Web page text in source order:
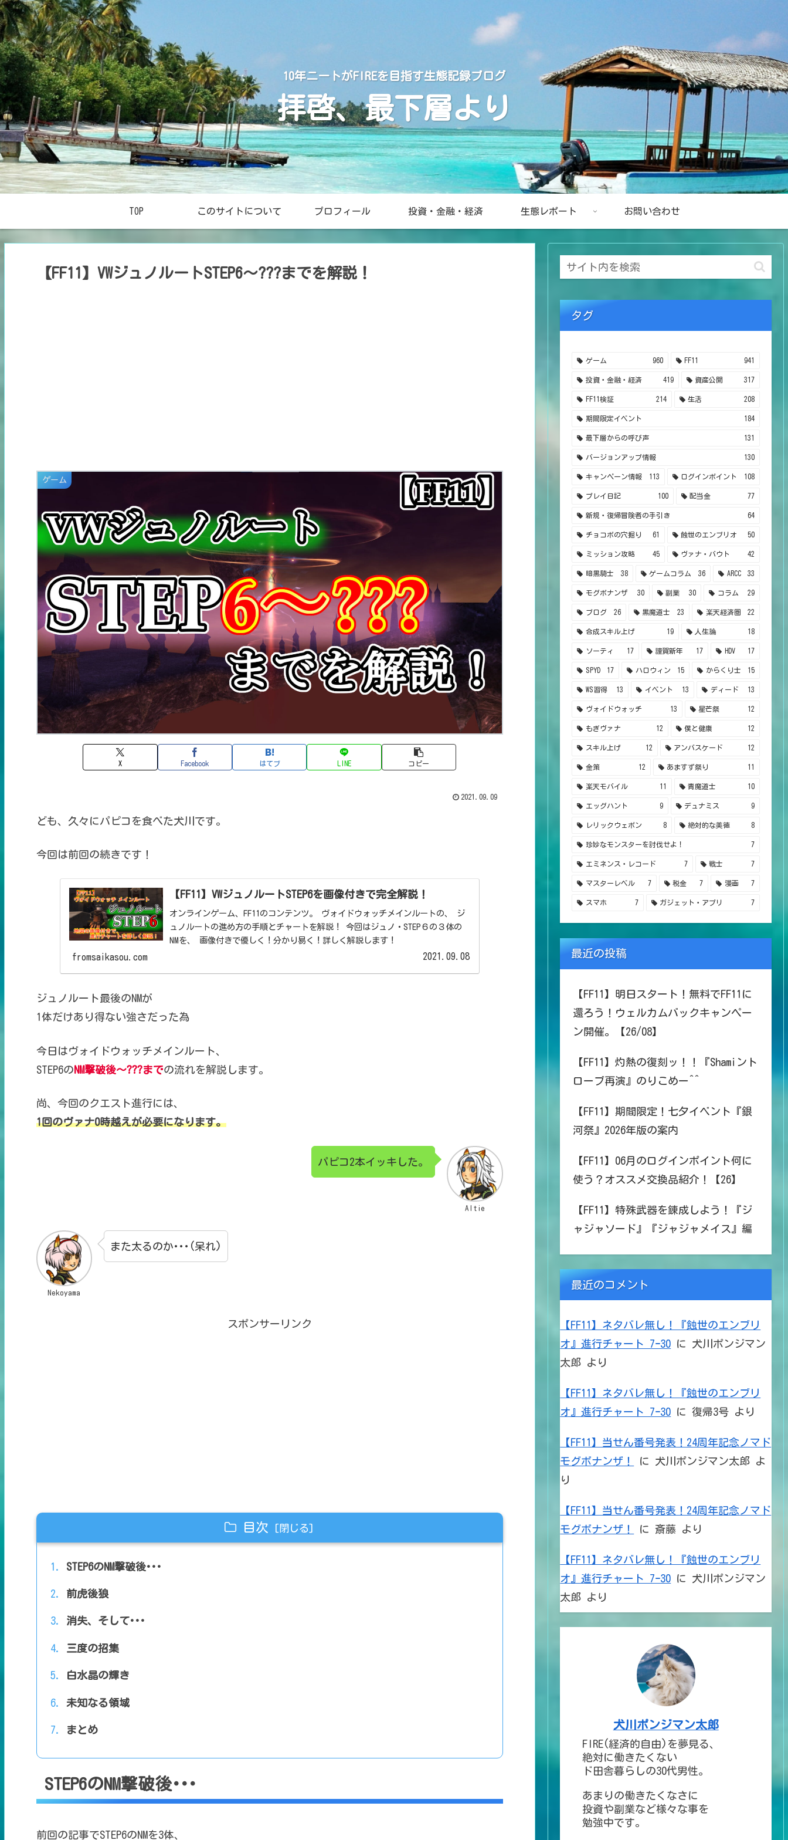
10年ニートがFIREを目指す生態記録ブログ
拝啓、最下層より
TOP このサイトについて プロフィール 投資・金融・経済 生態レポート お問い合わせ
【FF11】VWジュノルートSTEP6～???までを解説！
ゲーム
X Facebook はてブ LINE コピー
2021.09.09
ども、久々にパピコを食べた犬川です。
今回は前回の続きです！
【FF11】VWジュノルートSTEP6を画像付きで完全解説！
オンラインゲーム、FF11のコンテンツ。 ヴォイドウォッチメインルートの、 ジ
ュノルートの進め方の手順とチャートを解説！ 今回はジュノ・STEP６の３体の
NMを、 画像付きで優しく！分かり易く！詳しく解説します！
fromsaikasou.com 2021.09.08
ジュノルート最後のNMが
1体だけあり得ない強さだった為
今日はヴォイドウォッチメインルート、
STEP6の NM撃破後～???までの流れを解説します。
尚、今回のクエスト進行には、
1回のヴァナ0時越えが必要になります。
Altie
パピコ2本イッキした。
Nekoyama
また太るのか･･･(呆れ)
スポンサーリンク
目次
STEP6のNM撃破後･･･
前虎後狼
消失、そして･･･
三度の招集
白水晶の輝き
未知なる領域
まとめ
STEP6のNM撃破後･･･
前回の記事でSTEP6のNMを3体、
タグ
ゲーム 960 FF11 941
投資・金融・経済 419 資産公開 317
FF11検証 214 生活 208
期間限定イベント 184
最下層からの呼び声 131
バージョンアップ情報 130
キャンペーン情報 113 ログインポイント 108
プレイ日記 100 配当金 77
新規・復帰冒険者の手引き 64
チョコボの穴掘り 61 蝕世のエンブリオ 50
ミッション攻略 45 ヴァナ・バウト 42
暗黒騎士 38 ゲームコラム 36 ARCC 33
モグボナンザ 30 副業 30 コラム 29
ブログ 26 黒魔道士 23 楽天経済圏 22
合成スキル上げ 19 人生論 18
ソーティ 17 謹賀新年 17 HDV 17
SPYD 17 ハロウィン 15 からくり士 15
WS習得 13 イベント 13 ディード 13
ヴォイドウォッチ 13 星芒祭 12
もぎヴァナ 12 僕と健康 12
スキル上げ 12 アンバスケード 12
金策 12 あますず祭り 11
楽天モバイル 11 青魔道士 10
エッグハント 9 デュナミス 9
レリックウェポン 8 絶対的な美徳 8
珍妙なモンスターを討伐せよ！ 7
エミネンス・レコード 7 戦士 7
マスターレベル 7 税金 7 漫画 7
スマホ 7 ガジェット・アプリ 7
最近の投稿
【FF11】明日スタート！無料でFF11に
還ろう！ウェルカムバックキャンペー
ン開催。【26/08】
【FF11】灼熱の復刻ッ！！『Shamiント
ローブ再演』のりこめー^^
【FF11】期間限定！七夕イベント『銀
河祭』2026年版の案内
【FF11】06月のログインポイント何に
使う？オススメ交換品紹介！【26】
【FF11】特殊武器を錬成しよう！『ジ
ャジャソード』『ジャジャメイス』編
最近のコメント
【FF11】ネタバレ無し！『蝕世のエンブリ
オ』進行チャート 7ｰ30 に 犬川ポンジマン
太郎 より
【FF11】ネタバレ無し！『蝕世のエンブリ
オ』進行チャート 7ｰ30 に復帰3号 より
【FF11】当せん番号発表！24周年記念ノマド
モグボナンザ！
に 犬川ポンジマン太郎 よ
り
【FF11】当せん番号発表！24周年記念ノマド
モグボナンザ！
に斎藤 より
【FF11】ネタバレ無し！『蝕世のエンブリ
オ』進行チャート 7ｰ30 に 犬川ポンジマン
太郎 より
犬川ポンジマン太郎
FIRE(経済的自由)を夢見る、
絶対に働きたくない
ド田舎暮らしの30代男性。
あまりの働きたくなさに
投資や副業など様々な事を
勉強中です。